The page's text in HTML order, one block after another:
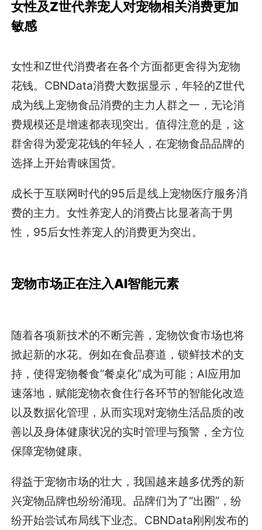
女性及Z世代养宠人对宠物相关消费更加
敏感
女性和Z世代消费者在各个方面都更舍得为宠物
花钱。CBNData消费大数据显示，年轻的Z世代
成为线上宠物食品消费的主力人群之一，无论消
费规模还是增速都表现突出。值得注意的是，这
群舍得为爱宠花钱的年轻人，在宠物食品品牌的
选择上开始青睐国货。
成长于互联网时代的95后是线上宠物医疗服务消
费的主力。女性养宠人的消费占比显著高于男
性，95后女性养宠人的消费更为突出。
宠物市场正在注入AI智能元素
随着各项新技术的不断完善，宠物饮食市场也将
掀起新的水花。例如在食品赛道，锁鲜技术的支
持，使得宠物餐食“餐桌化”成为可能；AI应用加
速落地，赋能宠物衣食住行各环节的智能化改造
以及数据化管理，从而实现对宠物生活品质的改
善以及身体健康状况的实时管理与预警，全方位
保障宠物健康。
得益于宠物市场的壮大，我国越来越多优秀的新
兴宠物品牌也纷纷涌现。品牌们为了“出圈”，纷
纷开始尝试布局线下业态。CBNData刚刚发布的